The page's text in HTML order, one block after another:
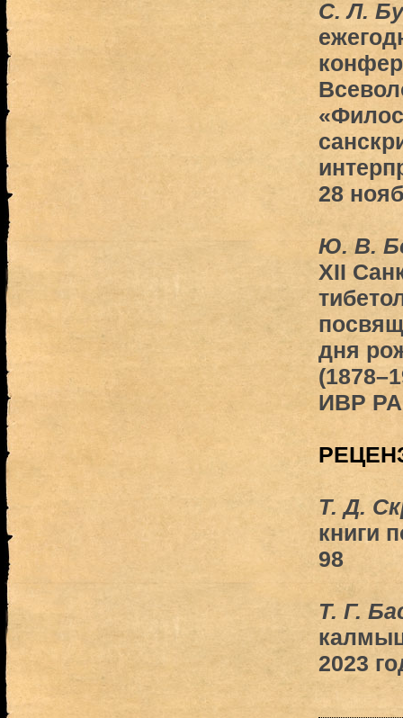
С. Л.
28
Ю. В.
XII
дня
ИВР
Т. Д.
книги
98
Т. Г.
2023